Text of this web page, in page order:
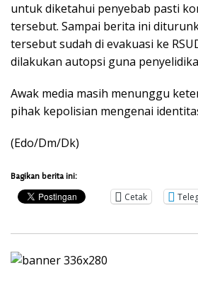
untuk diketahui penyebab pasti
tersebut. Sampai berita ini
tersebut sudah di evakuasi ke
dilakukan autopsi guna
Awak media masih menunggu
pihak kepolisian mengenai
(Edo/Dm/Dk)
Bagikan berita ini:
Cetak